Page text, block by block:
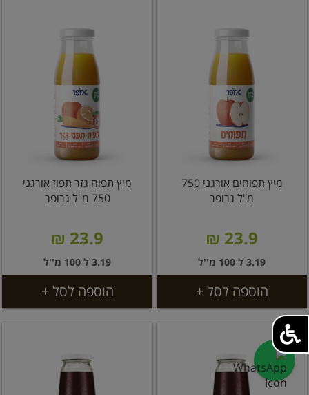
מיץ תפוחים אורגני 750
מ"ל גרופר
23.9 ₪
3.19 ל 100 מ''ל
הוספה לסל +
מיץ תפוח גזר תפוז אורגני
750 מ"ל גרופר
23.9 ₪
3.19 ל 100 מ''ל
הוספה לסל +